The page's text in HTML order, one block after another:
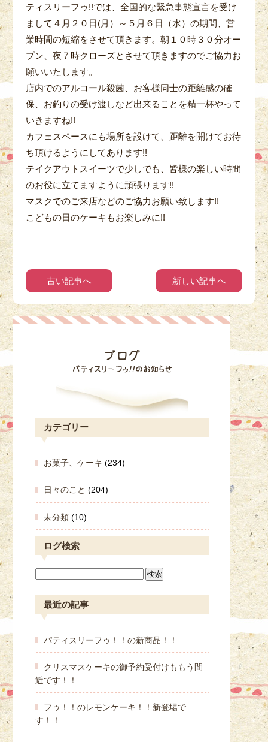
ティスリーフゥ!!では、全国的な緊急事態宣言を受け
まして４月２０日(月）～５月６日（水）の期間、営
業時間の短縮をさせて頂きます。朝１０時３０分オー
プン、夜７時クローズとさせて頂きますのでご協力お
願いいたします。
店内でのアルコール殺菌、お客様同士の距離感の確
保、お釣りの受け渡しなど出来ることを精一杯やって
いきますね!!
カフェスペースにも場所を設けて、距離を開けてお待
ち頂けるようにしてあります!!
テイクアウトスイーツで少しでも、皆様の楽しい時間
のお役に立てますように頑張ります!!
マスクでのご来店などのご協力お願い致します!!
こどもの日のケーキもお楽しみに!!
古い記事へ 新しい記事へ
カテゴリー
お菓子、ケーキ (234)
日々のこと (204)
未分類 (10)
ログ検索
最近の記事
パティスリーフゥ！！の新商品！！
クリスマスケーキの御予約受付けももう間
近です！！
フゥ！！のレモンケーキ！！新登場で
す！！